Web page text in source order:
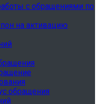
с обращениями по
на активацию
обращения